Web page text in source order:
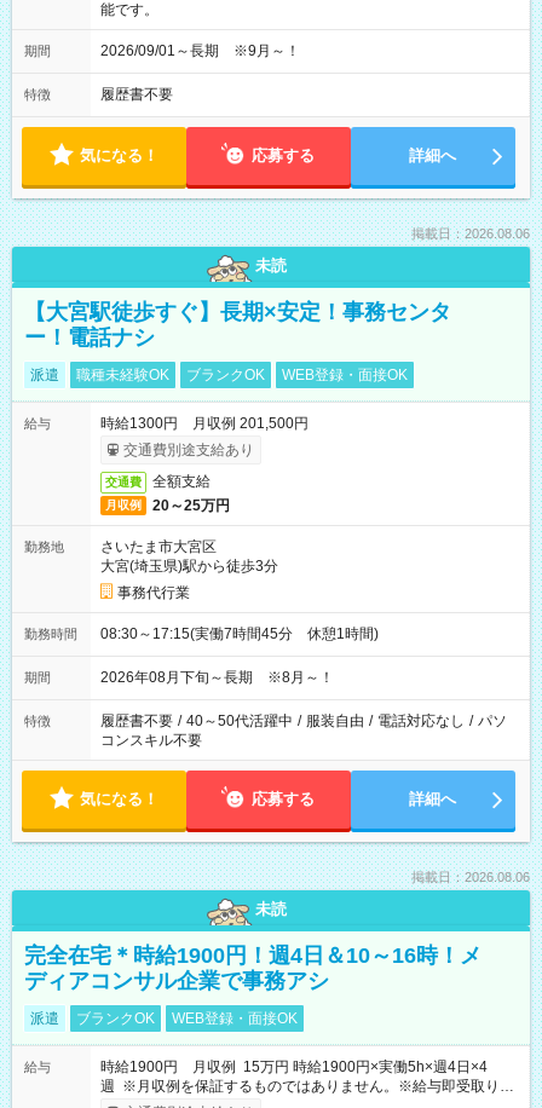
能です。
期間 2026/09/01～長期 ※9月～！
特徴 履歴書不要
気になる！ 応募する 詳細へ
掲載日：2026.08.06
未読
【大宮駅徒歩すぐ】長期×安定！事務センタ
ー！電話ナシ
派遣 職種未経験OK ブランクOK WEB登録・面接OK
給与
時給1300円 月収例 201,500円
交通費別途支給あり
交通費 全額支給
月収例 20～25万円
勤務地
さいたま市大宮区
大宮(埼玉県)駅から徒歩3分
事務代行業
勤務時間 08:30～17:15(実働7時間45分 休憩1時間)
期間 2026年08月下旬～長期 ※8月～！
特徴 履歴書不要 / 40～50代活躍中 / 服装自由 / 電話対応なし / パソ
コンスキル不要
気になる！ 応募する 詳細へ
掲載日：2026.08.06
未読
完全在宅＊時給1900円！週4日＆10～16時！メ
ディアコンサル企業で事務アシ
派遣 ブランクOK WEB登録・面接OK
給与
時給1900円 月収例 15万円 時給1900円×実働5h×週4日×4
週 ※月収例を保証するものではありません。※給与即受取りサ